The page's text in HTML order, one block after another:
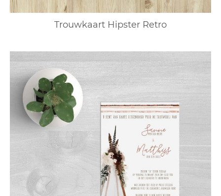
Trouwkaart Hipster Retro